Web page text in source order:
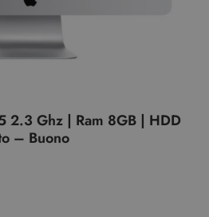
2.3 Ghz | Ram 8GB | HDD
– Buono